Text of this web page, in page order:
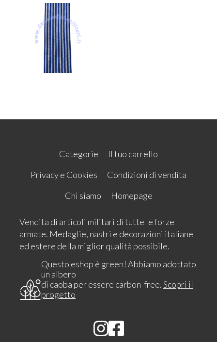
Categorie
Il tuo carrello
Privacy e Cookies
Condizioni di vendita
Chi siamo
Homepage
Vendita di articoli militari di tutte le forze
armate. Medaglie, nastri e decorazioni italiane
ed estere della miglior qualità possibile.
Questo eshop è green! Abbiamo adottato
un albero
di caoba per essere carbon-free.Scopri il
progetto